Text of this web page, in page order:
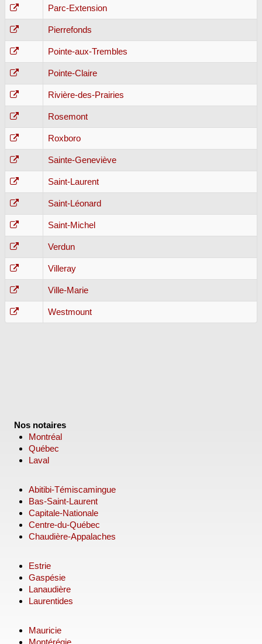
Parc-Extension
Pierrefonds
Pointe-aux-Trembles
Pointe-Claire
Rivière-des-Prairies
Rosemont
Roxboro
Sainte-Geneviève
Saint-Laurent
Saint-Léonard
Saint-Michel
Verdun
Villeray
Ville-Marie
Westmount
Nos notaires
Montréal
Québec
Laval
Abitibi-Témiscamingue
Bas-Saint-Laurent
Capitale-Nationale
Centre-du-Québec
Chaudière-Appalaches
Estrie
Gaspésie
Lanaudière
Laurentides
Mauricie